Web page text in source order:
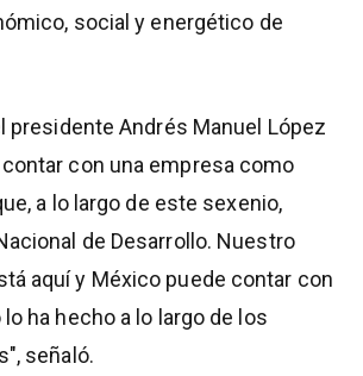
social y energético de
presidente Andrés Manuel López
con una empresa como
a lo largo de este sexenio,
de Desarrollo. Nuestro
aquí y México puede contar con
ha hecho a lo largo de los
señaló.